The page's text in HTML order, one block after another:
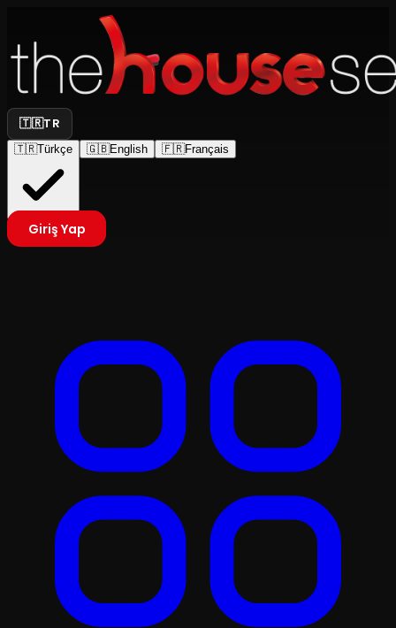
🇹🇷TR
🇹🇷Türkçe 🇬🇧English 🇫🇷Français
Giriş Yap